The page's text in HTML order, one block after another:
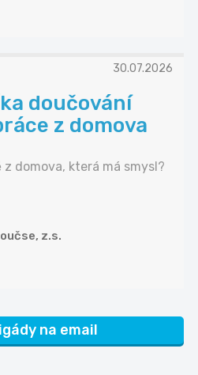
30.07.2026
doučování
z domova
z domova, která má smysl?
z.s.
na email